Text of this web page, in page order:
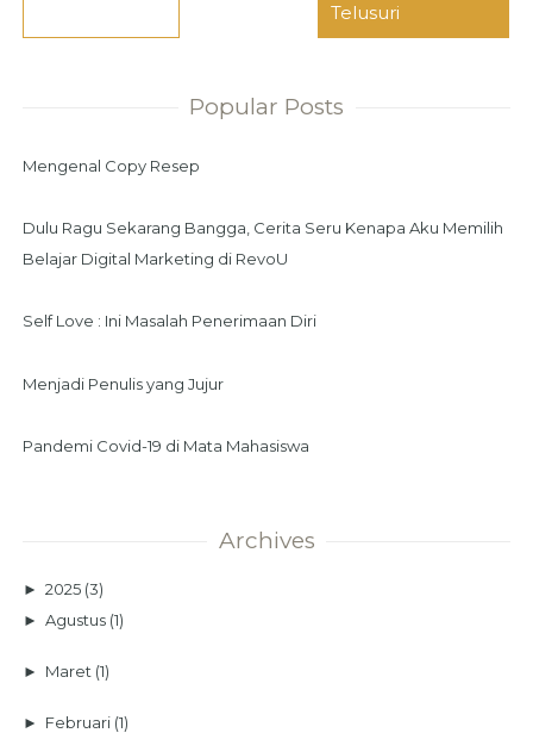
Popular Posts
Mengenal Copy Resep
Dulu Ragu Sekarang Bangga, Cerita Seru Kenapa Aku Memilih
Belajar Digital Marketing di RevoU
Self Love : Ini Masalah Penerimaan Diri
Menjadi Penulis yang Jujur
Pandemi Covid-19 di Mata Mahasiswa
Archives
►2025 (3)
►Agustus (1)
► Maret (1)
► Februari (1)